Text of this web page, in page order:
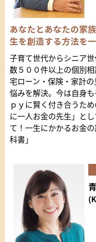
あなたとあなたの家
生を創造する方法を
子育て世代からシニア
数５００件以上の個別
宅ローン・保険・家計
悩みを解決。今は自身
ｐｙに賢く付き合うた
に一人お金の先生」と
て！一生にかかるお金
科書」